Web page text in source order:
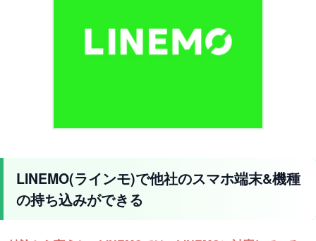
LINEMO(ラインモ)で他社のスマホ端末&機種
の持ち込みができる